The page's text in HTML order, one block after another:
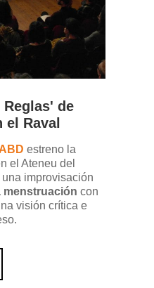
Reglas' de
el Raval
ABD estreno la
el Ateneu del
improvisación
menstruación con
visión crítica e